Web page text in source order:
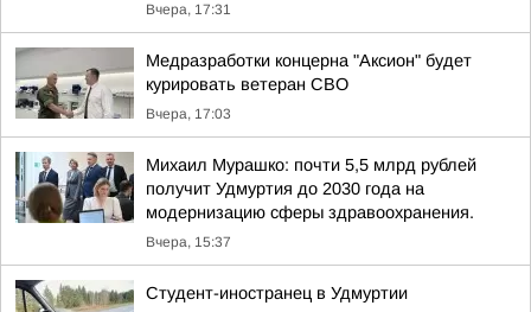
Вчера, 17:31
Медразработки концерна "Аксион" будет
курировать ветеран СВО
Вчера, 17:03
Михаил Мурашко: почти 5,5 млрд рублей
получит Удмуртия до 2030 года на
модернизацию сферы здравоохранения.
Вчера, 15:37
Студент-иностранец в Удмуртии